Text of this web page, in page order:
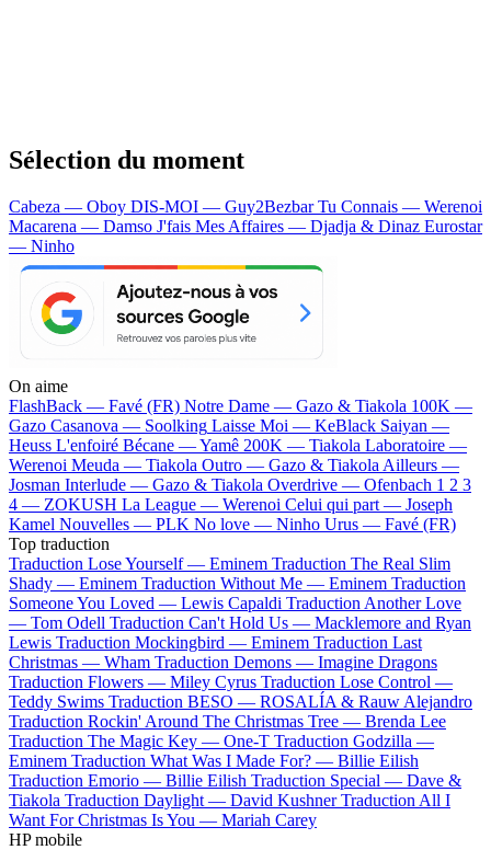
Sélection du moment
Cabeza — Oboy DIS-MOI — Guy2BezbarTu Connais — Werenoi
Macarena — Damso J'fais Mes Affaires — Djadja & Dinaz Eurostar
— Ninho
On aime
FlashBack — Favé (FR) Notre Dame — Gazo & Tiakola 100K —
Gazo Casanova — Soolking Laisse Moi — KeBlack Saiyan —
Heuss L'enfoiré Bécane —Yamê 200K — Tiakola Laboratoire —
Werenoi Meuda — Tiakola Outro — Gazo & Tiakola Ailleurs —
Josman Interlude — Gazo & Tiakola Overdrive — Ofenbach 1 2 3
4 — ZOKUSH La League — Werenoi Celui qui part — Joseph
Kamel Nouvelles — PLK No love — Ninho Urus — Favé (FR)
Top traduction
Traduction Lose Yourself — Eminem Traduction The Real Slim
Shady — Eminem Traduction Without Me — Eminem Traduction
Someone You Loved — Lewis Capaldi Traduction Another Love
— Tom Odell Traduction Can't Hold Us — Macklemore and Ryan
Lewis Traduction Mockingbird — Eminem Traduction Last
Christmas — Wham Traduction Demons — Imagine Dragons
Traduction Flowers — Miley Cyrus Traduction Lose Control —
Teddy Swims Traduction BESO — ROSALÍA & Rauw Alejandro
Traduction Rockin' Around The Christmas Tree — Brenda Lee
Traduction The Magic Key — One-T Traduction Godzilla —
Eminem Traduction What Was I Made For? — Billie Eilish
Traduction Emorio — Billie Eilish Traduction Special — Dave &
Tiakola Traduction Daylight — David Kushner Traduction All I
Want For Christmas Is You — Mariah Carey
HP mobile